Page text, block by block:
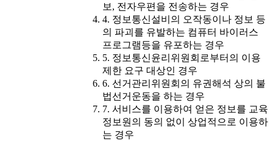
보, 전자우편을 전송하는 경우
4. 정보통신설비의 오작동이나 정보 등
의 파괴를 유발하는 컴퓨터 바이러스
프로그램등을 유포하는 경우
5. 정보통신윤리위원회로부터의 이용
제한 요구 대상인 경우
6. 선거관리위원회의 유권해석 상의 불
법선거운동을 하는 경우
7. 서비스를 이용하여 얻은 정보를 교육
정보원의 동의 없이 상업적으로 이용하
는 경우